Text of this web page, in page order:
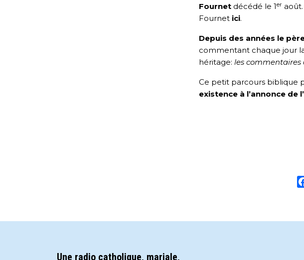
Fournet décédé le 1er
Fournet ici.
Depuis des années le
commentant chaque jour
héritage: les commentaires
Ce petit parcours biblique
existence à l’annonce de
Une radio catholique, mariale,